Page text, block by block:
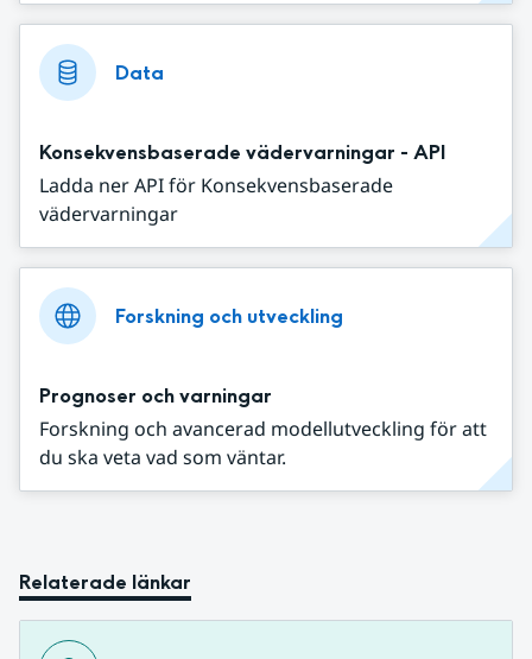
Data
Konsekvensbaserade vädervarningar - API
Ladda ner API för Konsekvensbaserade
vädervarningar
Forskning och utveckling
Prognoser och varningar
Forskning och avancerad modellutveckling för att
du ska veta vad som väntar.
Relaterade länkar